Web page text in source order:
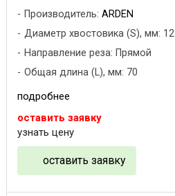
Производитель: ARDEN
Диаметр хвостовика (S), мм: 12
Направление реза: Прямой
Общая длина (L), мм: 70
подробнее
оставить заявку
узнать цену
оставить заявку